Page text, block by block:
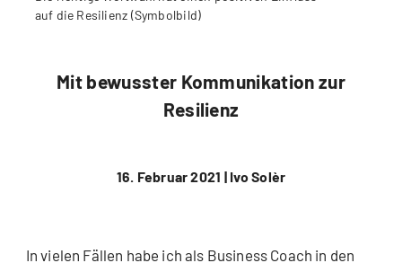
auf die Resilienz (Symbolbild)
Mit bewusster Kommunikation zur
Resilienz
16. Februar 2021 |Ivo Solèr
In vielen Fällen habe ich als Business Coach in den